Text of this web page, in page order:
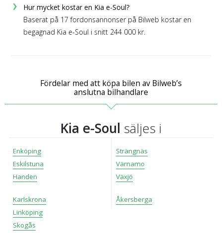
Hur mycket kostar en Kia e-Soul?
Baserat på 17 fordonsannonser på Bilweb kostar en
begagnad Kia e-Soul i snitt 244 000 kr.
Fördelar med att köpa bilen av Bilweb’s
anslutna bilhandlare
Kia e-Soul säljes i
Enköping
Eskilstuna
Handen
Karlskrona
Linköping
Skogås
Strängnäs
Värnamo
Växjö
Åkersberga